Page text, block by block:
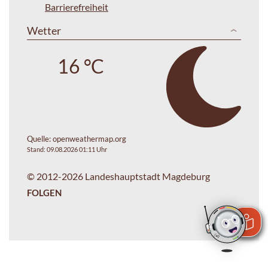
Barrierefreiheit
Wetter
16 °C
Quelle:openweathermap.org
Stand: 09.08.2026 01:11 Uhr
© 2012-2026 Landeshauptstadt Magdeburg
FOLGEN